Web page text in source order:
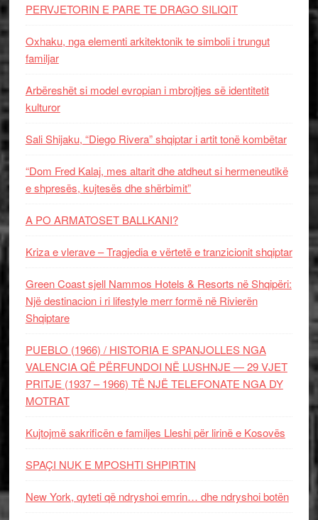
PERVJETORIN E PARE TE DRAGO SILIQIT
Oxhaku, nga elementi arkitektonik te simboli i trungut
familjar
Arbëreshët si model evropian i mbrojtjes së identitetit
kulturor
Sali Shijaku, “Diego Rivera” shqiptar i artit tonë kombëtar
“Dom Fred Kalaj, mes altarit dhe atdheut si hermeneutikë
e shpresës, kujtesës dhe shërbimit”
A PO ARMATOSET BALLKANI?
Kriza e vlerave – Tragjedia e vërtetë e tranzicionit shqiptar
Green Coast sjell Nammos Hotels & Resorts në Shqipëri:
Një destinacion i ri lifestyle merr formë në Rivierën
Shqiptare
PUEBLO (1966) / HISTORIA E SPANJOLLES NGA
VALENCIA QË PËRFUNDOI NË LUSHNJE — 29 VJET
PRITJE (1937 – 1966) TË NJË TELEFONATE NGA DY
MOTRAT
Kujtojmë sakrificën e familjes Lleshi për lirinë e Kosovës
SPAÇI NUK E MPOSHTI SHPIRTIN
New York, qyteti që ndryshoi emrin… dhe ndryshoi botën